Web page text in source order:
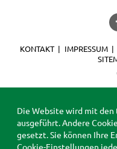
KONTAKT IMPRESSUM
Die Website wird mit
ausgeführt. Andere
gesetzt. Sie können Ihre
Cookie-Einstellungen